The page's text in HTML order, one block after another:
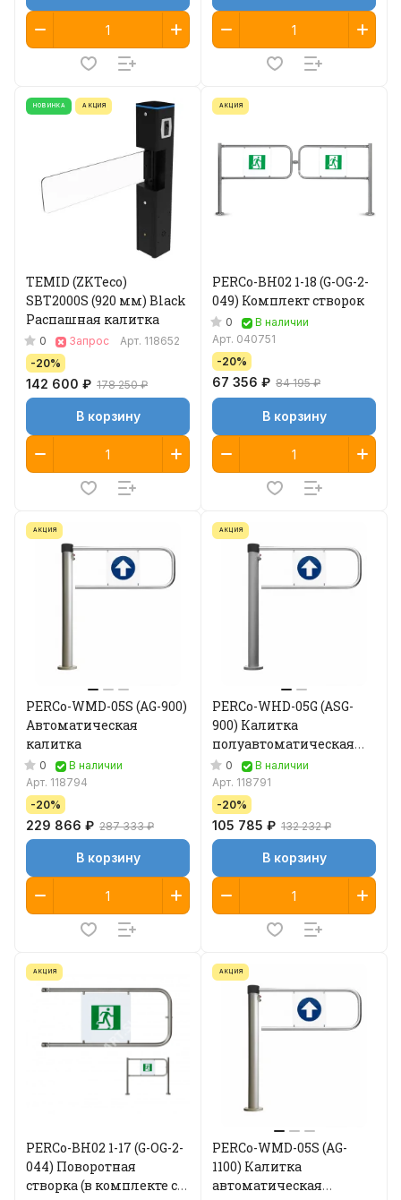
НОВИНКА АКЦИЯ
TEMID (ZKTeco)
SBT2000S (920 мм) Black
Распашная калитка
0 Запрос Арт. 118652
-20%
142 600 ₽ 178 250 ₽
В корзину
АКЦИЯ
PERCo-BH02 1-18 (G-OG-2-
049) Комплект створок
0
В наличии
Арт. 040751
-20%
67 356 ₽ 84 195 ₽
В корзину
АКЦИЯ
PERCo-WMD-05S (AG-900)
Автоматическая
калитка
0
В наличии
Арт. 118794
-20%
229 866 ₽ 287 333 ₽
В корзину
АКЦИЯ
PERCo-WHD-05G (ASG-
900) Калитка
полуавтоматическая
900 мм
0
В наличии
Арт. 118791
-20%
105 785 ₽ 132 232 ₽
В корзину
АКЦИЯ
PERCo-BH02 1-17 (G-OG-2-
044) Поворотная
створка (в комплекте со
АКЦИЯ
PERCo-WMD-05S (AG-
1100) Калитка
автоматическая